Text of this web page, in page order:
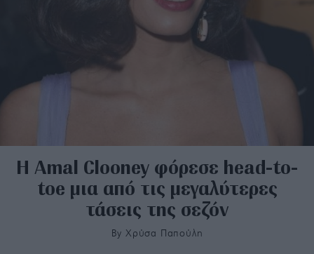
Η Amal Clooney φόρεσε head-to-
toe μια από τις μεγαλύτερες
τάσεις της σεζόν
By Χρύσα Παπούλη